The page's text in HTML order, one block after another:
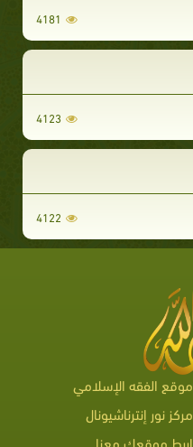
4181
4123
4122
موقع الفقه الإسلامي
مركز نور إنترناشيونال
اربط موقعك معنا